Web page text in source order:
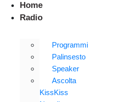
Home
Radio
Programmi
Palinsesto
Speaker
Ascolta
KissKiss